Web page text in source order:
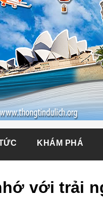
KHÁM PHÁ
với trải